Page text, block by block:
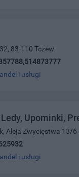
83-110 Tczew
i usługi
Upominki,
Aleja Zwycięstwa 13/6
i usługi